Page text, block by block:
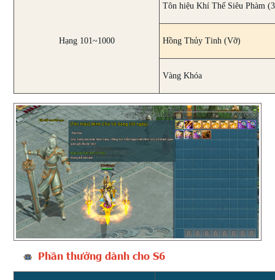
Hạng 101~1000
Tôn hiệu Khí Thế Siêu Phàm
Hồng Thủy Tinh (Vỡ)
Vàng Khóa
Phần thưởng dành cho S6